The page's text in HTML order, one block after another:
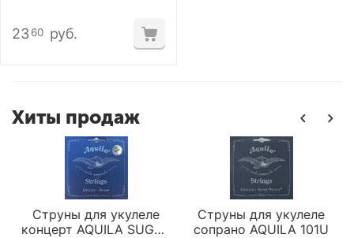
23 60 руб.
Хиты продаж
Струны для укулеле
концерт AQUILA SUGAR
Струны для укулеле
сопрано AQUILA 101U